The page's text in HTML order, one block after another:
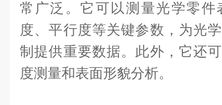
常广泛。它可以测量光学零
度、平行度等关键参数，为光
制提供重要数据。此外，它还
度测量和表面形貌分析。